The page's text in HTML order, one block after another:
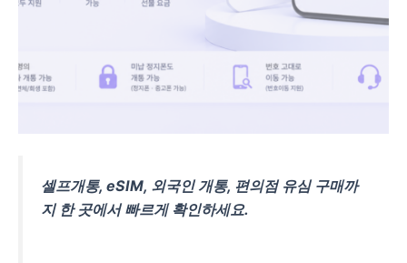
셀프개통, eSIM, 외국인 개통, 편의점 유심 구매까
지 한 곳에서 빠르게 확인하세요.